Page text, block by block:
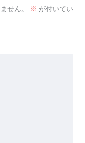
せん。 ※ が付いてい